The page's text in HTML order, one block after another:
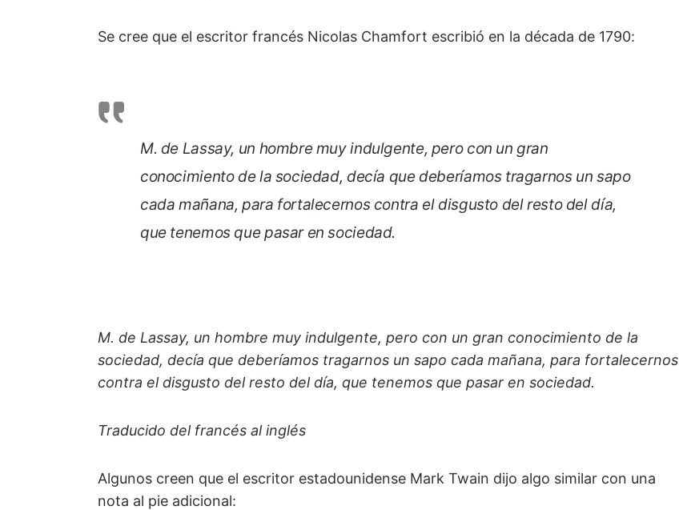
Se cree que el escritor francés Nicolas Chamfort escribió en la década de 1790:
M. de Lassay, un hombre muy indulgente, pero con un gran
conocimiento de la sociedad, decía que deberíamos tragarnos un sapo
cada mañana, para fortalecernos contra el disgusto del resto del día,
que tenemos que pasar en sociedad.
M. de Lassay, un hombre muy indulgente, pero con un gran conocimiento de la
sociedad, decía que deberíamos tragarnos un sapo cada mañana, para fortalecernos
contra el disgusto del resto del día, que tenemos que pasar en sociedad.
Traducido del francés al inglés
Algunos creen que el escritor estadounidense Mark Twain dijo algo similar con una
nota al pie adicional: